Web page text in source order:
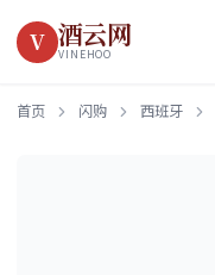
V 酒云网
VINEHOO
首页 闪购 西班牙